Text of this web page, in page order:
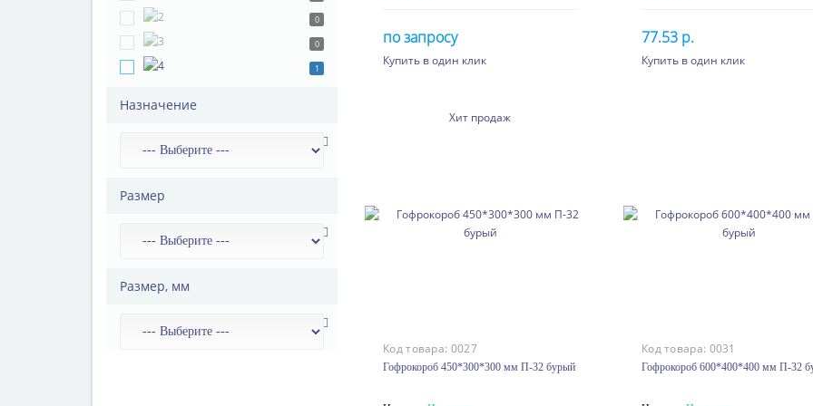
0
0
1
Назначение
Размер
Размер, мм
по запросу
В корзину
Купить в один клик
77.53 р.
200 шт. или более 59.75 p.
В корзину
Купить в один клик
Хит продаж
Код товара: 0027
Гофрокороб 450*300*300 мм П-32 бурый
Код товара: 0031
Гофрокороб 600*400*400 мм П-32